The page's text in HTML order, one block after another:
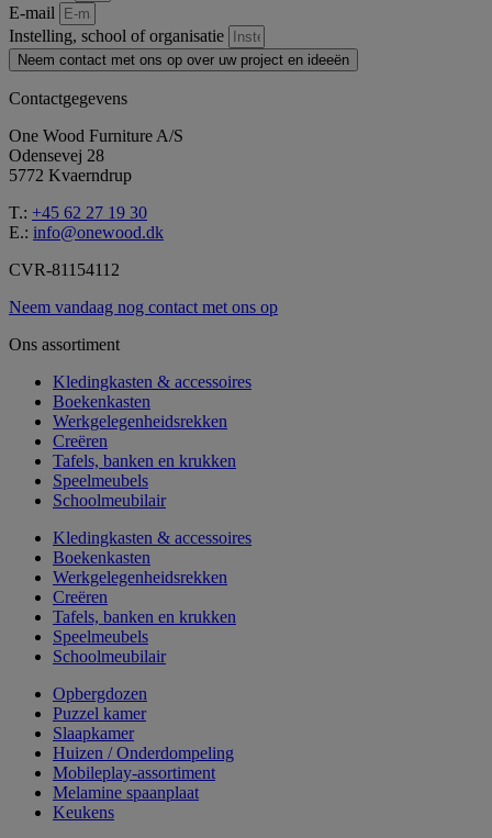
E-mail
Instelling, school of organisatie
Neem contact met ons op over uw project en ideeën
Contactgegevens
One Wood Furniture A/S
Odensevej 28
5772 Kvaerndrup
T.: +45 62 27 19 30
E.: info@onewood.dk
CVR-81154112
Neem vandaag nog contact met ons op
Ons assortiment
Kledingkasten & accessoires
Boekenkasten
Werkgelegenheidsrekken
Creëren
Tafels, banken en krukken
Speelmeubels
Schoolmeubilair
Kledingkasten & accessoires
Boekenkasten
Werkgelegenheidsrekken
Creëren
Tafels, banken en krukken
Speelmeubels
Schoolmeubilair
Opbergdozen
Puzzel kamer
Slaapkamer
Huizen / Onderdompeling
Mobileplay-assortiment
Melamine spaanplaat
Keukens